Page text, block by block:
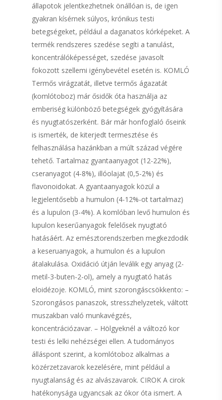
állapotok jelentkezhetnek önállóan is, de igen
gyakran kísérnek súlyos, krónikus testi
betegségeket, például a daganatos kórképeket. A
termék rendszeres szedése segíti a tanulást,
koncentrálóképességet, szedése javasolt
fokozott szellemi igénybevétel esetén is. KOMLÓ
Termős virágzatát, illetve termős ágazatát
(komlótoboz) már ősidők óta használja az
emberiség különböző betegségek gyógyítására
és nyugtatószerként. Bár már honfoglaló őseink
is ismerték, de kiterjedt termesztése és
felhasználása hazánkban a múlt század végére
tehető. Tartalmaz gyantaanyagot (12-22%),
cseranyagot (4-8%), illóolajat (0,5-2%) és
flavonoidokat. A gyantaanyagok közül a
legjelentősebb a humulon (4-12%-ot tartalmaz)
és a lupulon (3-4%). A komlóban levő humulon és
lupulon keserűanyagok felelősek nyugtató
hatásáért. Az emésztorendszerben megkezdodik
a keseruanyagok, a humulon és a lupulon
átalakulása. Oxidáció útján leválik egy anyag (2-
metil-3-buten-2-ol), amely a nyugtató hatás
eloidézoje. KOMLÓ, mint szorongáscsökkento: –
Szorongásos panaszok, stresszhelyzetek, váltott
muszakban való munkavégzés,
koncentrációzavar. – Hölgyeknél a változó kor
testi és lelki nehézségei ellen. A tudományos
álláspont szerint, a komlótoboz alkalmas a
közérzetzavarok kezelésére, mint például a
nyugtalanság és az alvászavarok. CIROK A cirok
hatékonysága ugyancsak az ókor óta ismert. A